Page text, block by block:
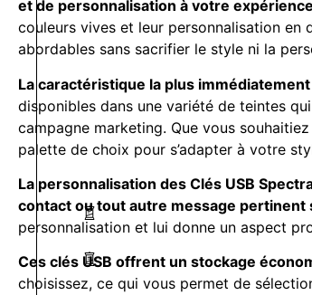
et de personnalisation à votre
couleurs vives et leur personnalisation
abordables sans sacrifier le style ni la
La caractéristique la plus
disponibles dans une variété de teintes
campagne marketing. Que vous
palette de choix pour s’adapter à votre
La personnalisation des Clés USB
contact ou tout autre message pertinent
personnalisation et lui donne un aspect
Ces clés USB offrent un stockage
choisissez, ce qui vous permet de